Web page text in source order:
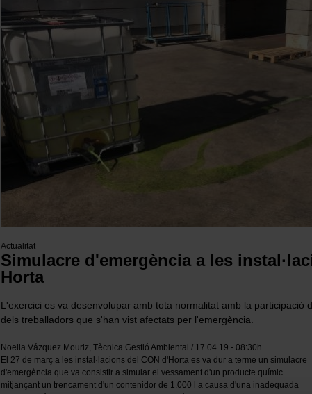
navigation
Actualitat
Simulacre d'emergència a les
Horta
L'exercici es va desenvolupar amb tota normalitat amb la participació
dels treballadors que s'han vist afectats per l'emergència.
Noelia Vázquez Mouriz, Tècnica Gestió Ambiental / 17.04.19 - 08:30h
El 27 de març a les instal·lacions del CON d'Horta es va dur a terme un simulacre
d'emergència que va consistir a simular el vessament d'un producte químic
mitjançant un trencament d'un contenidor de 1.000 l a causa d'una inadequada